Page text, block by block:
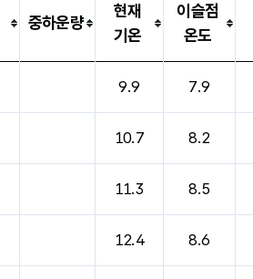
중하운량
현재
기온
이슬점
온도
9.9 7.9
10.7 8.2
11.3 8.5
12.4 8.6